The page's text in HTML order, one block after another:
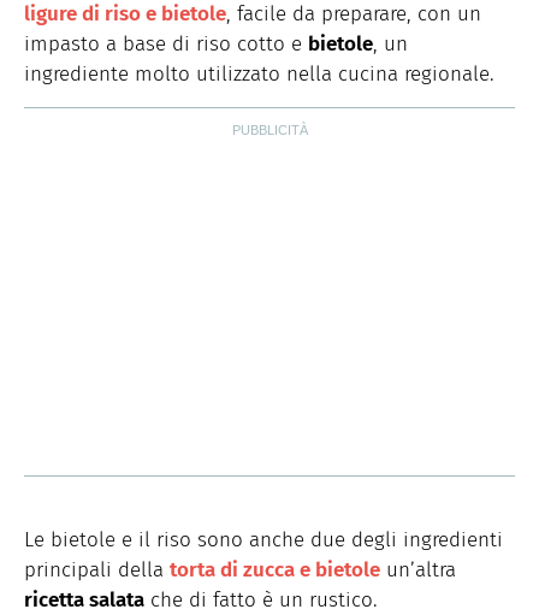
ligure di riso e bietole, facile da preparare, con un
impasto a base di riso cotto e bietole, un
ingrediente molto utilizzato nella cucina regionale.
Le bietole e il riso sono anche due degli ingredienti
principali della torta di zucca e bietole un’altra
ricetta salata che di fatto è un rustico.